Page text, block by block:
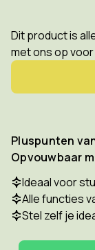
Dit product is
met ons op
Pluspunten
Opvouwbaar
Ideaal voor
Alle functies
Stel zelf je